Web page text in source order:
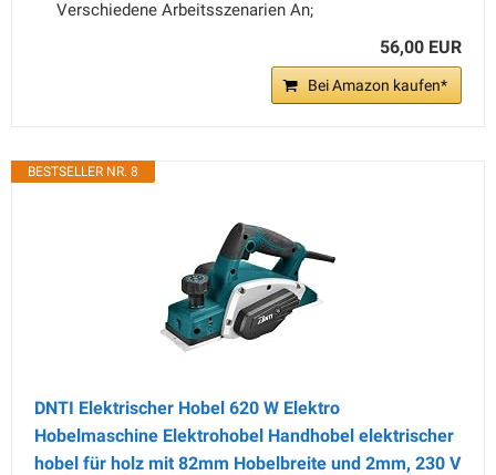
Verschiedene Arbeitsszenarien An;
56,00 EUR
Bei Amazon kaufen*
BESTSELLER NR. 8
DNTI Elektrischer Hobel 620 W Elektro
Hobelmaschine Elektrohobel Handhobel elektrischer
hobel für holz mit 82mm Hobelbreite und 2mm, 230 V